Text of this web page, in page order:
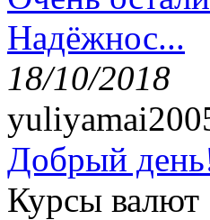
Надёжнос...
18/10/2018
Добрый
Курсы валют